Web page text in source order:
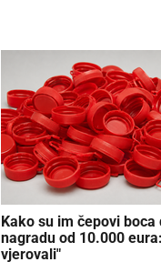
Kako su im čepovi boca
nagradu od 10.000
vjerovali"